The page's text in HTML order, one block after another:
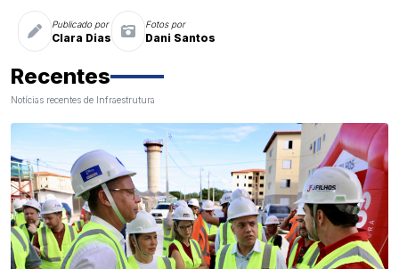
Publicado por
Clara Dias
Fotos por
Dani Santos
Recentes
Notícias recentes de Infraestrutura